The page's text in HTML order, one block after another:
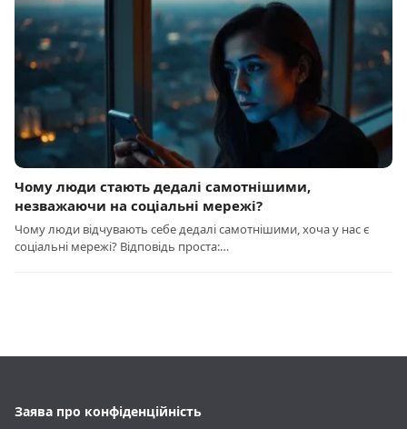
Чому люди стають дедалі самотнішими,
незважаючи на соціальні мережі?
Чому люди відчувають себе дедалі самотнішими, хоча у нас є
соціальні мережі? Відповідь проста:…
Заява про конфіденційність